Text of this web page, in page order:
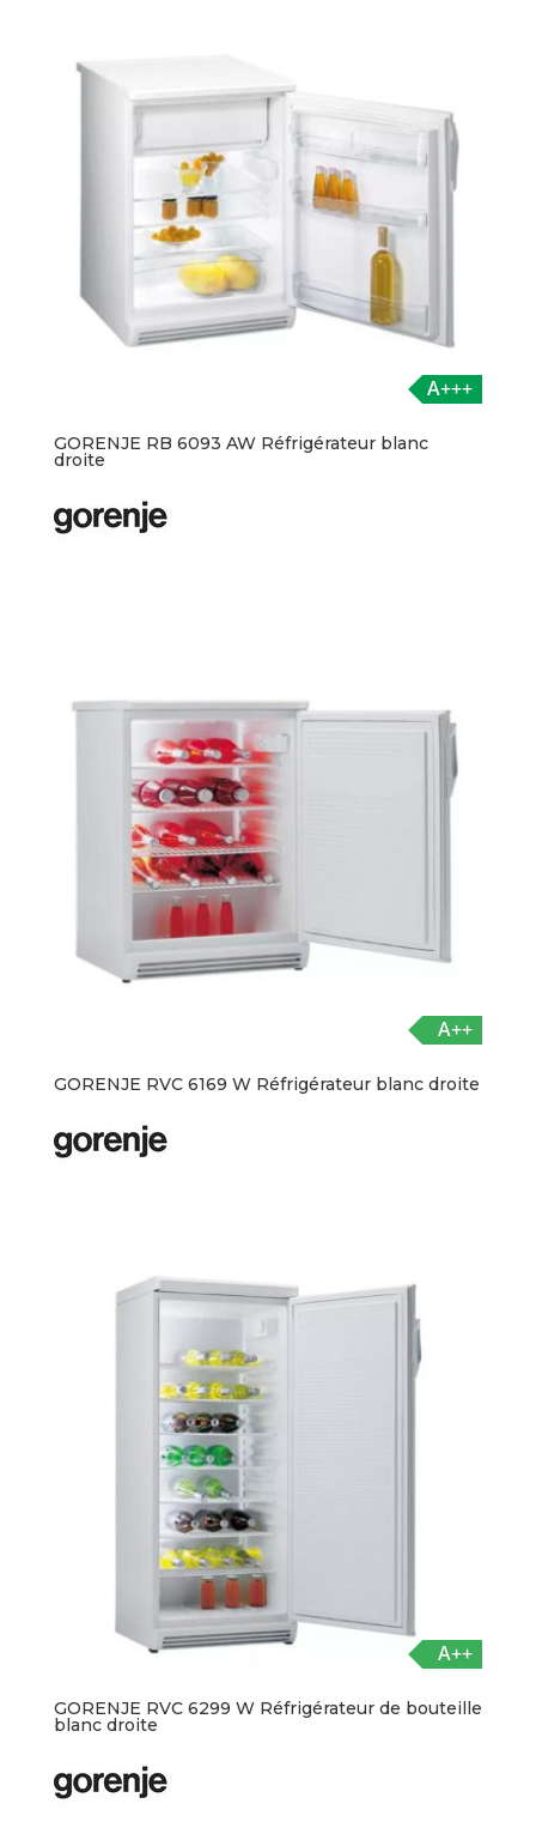
A+++
GORENJE RB 6093 AW Réfrigérateur blanc
droite
A++
GORENJE RVC 6169 W Réfrigérateur blanc droite
A++
GORENJE RVC 6299 W Réfrigérateur de bouteille
blanc droite